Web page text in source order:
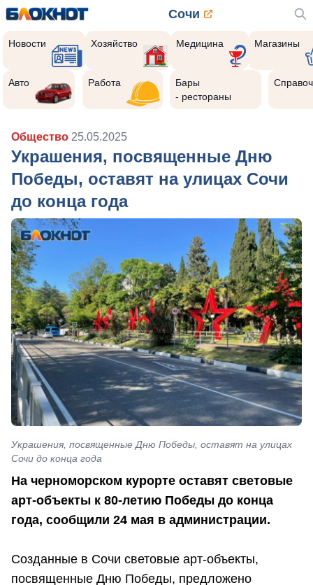
Сочи
Новости Хозяйство Медицина Магазины
Авто Работа
Бары
- рестораны
Общество 25.05.2025
Украшения, посвященные Дню
Победы, оставят на улицах Сочи
до конца года
Украшения, посвященные Дню Победы, оставят на улицах
Сочи до конца года
На черноморском курорте оставят световые
арт-объекты к 80-летию Победы до конца
года, сообщили 24 мая в администрации.
Созданные в Сочи световые арт-объекты,
посвященные Дню Победы, предложено